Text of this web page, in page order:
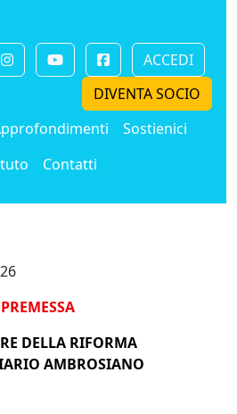
ACCEDI
DIVENTA SOCIO
Sostienici
Contatti
PREMESSA
DELLA RIFORMA
AMBROSIANO